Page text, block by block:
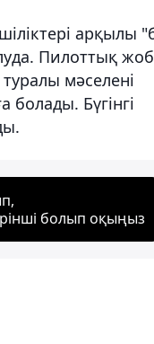
арқылы
Пилоттық
мәселені
Бүгінгі
болып оқыңыз